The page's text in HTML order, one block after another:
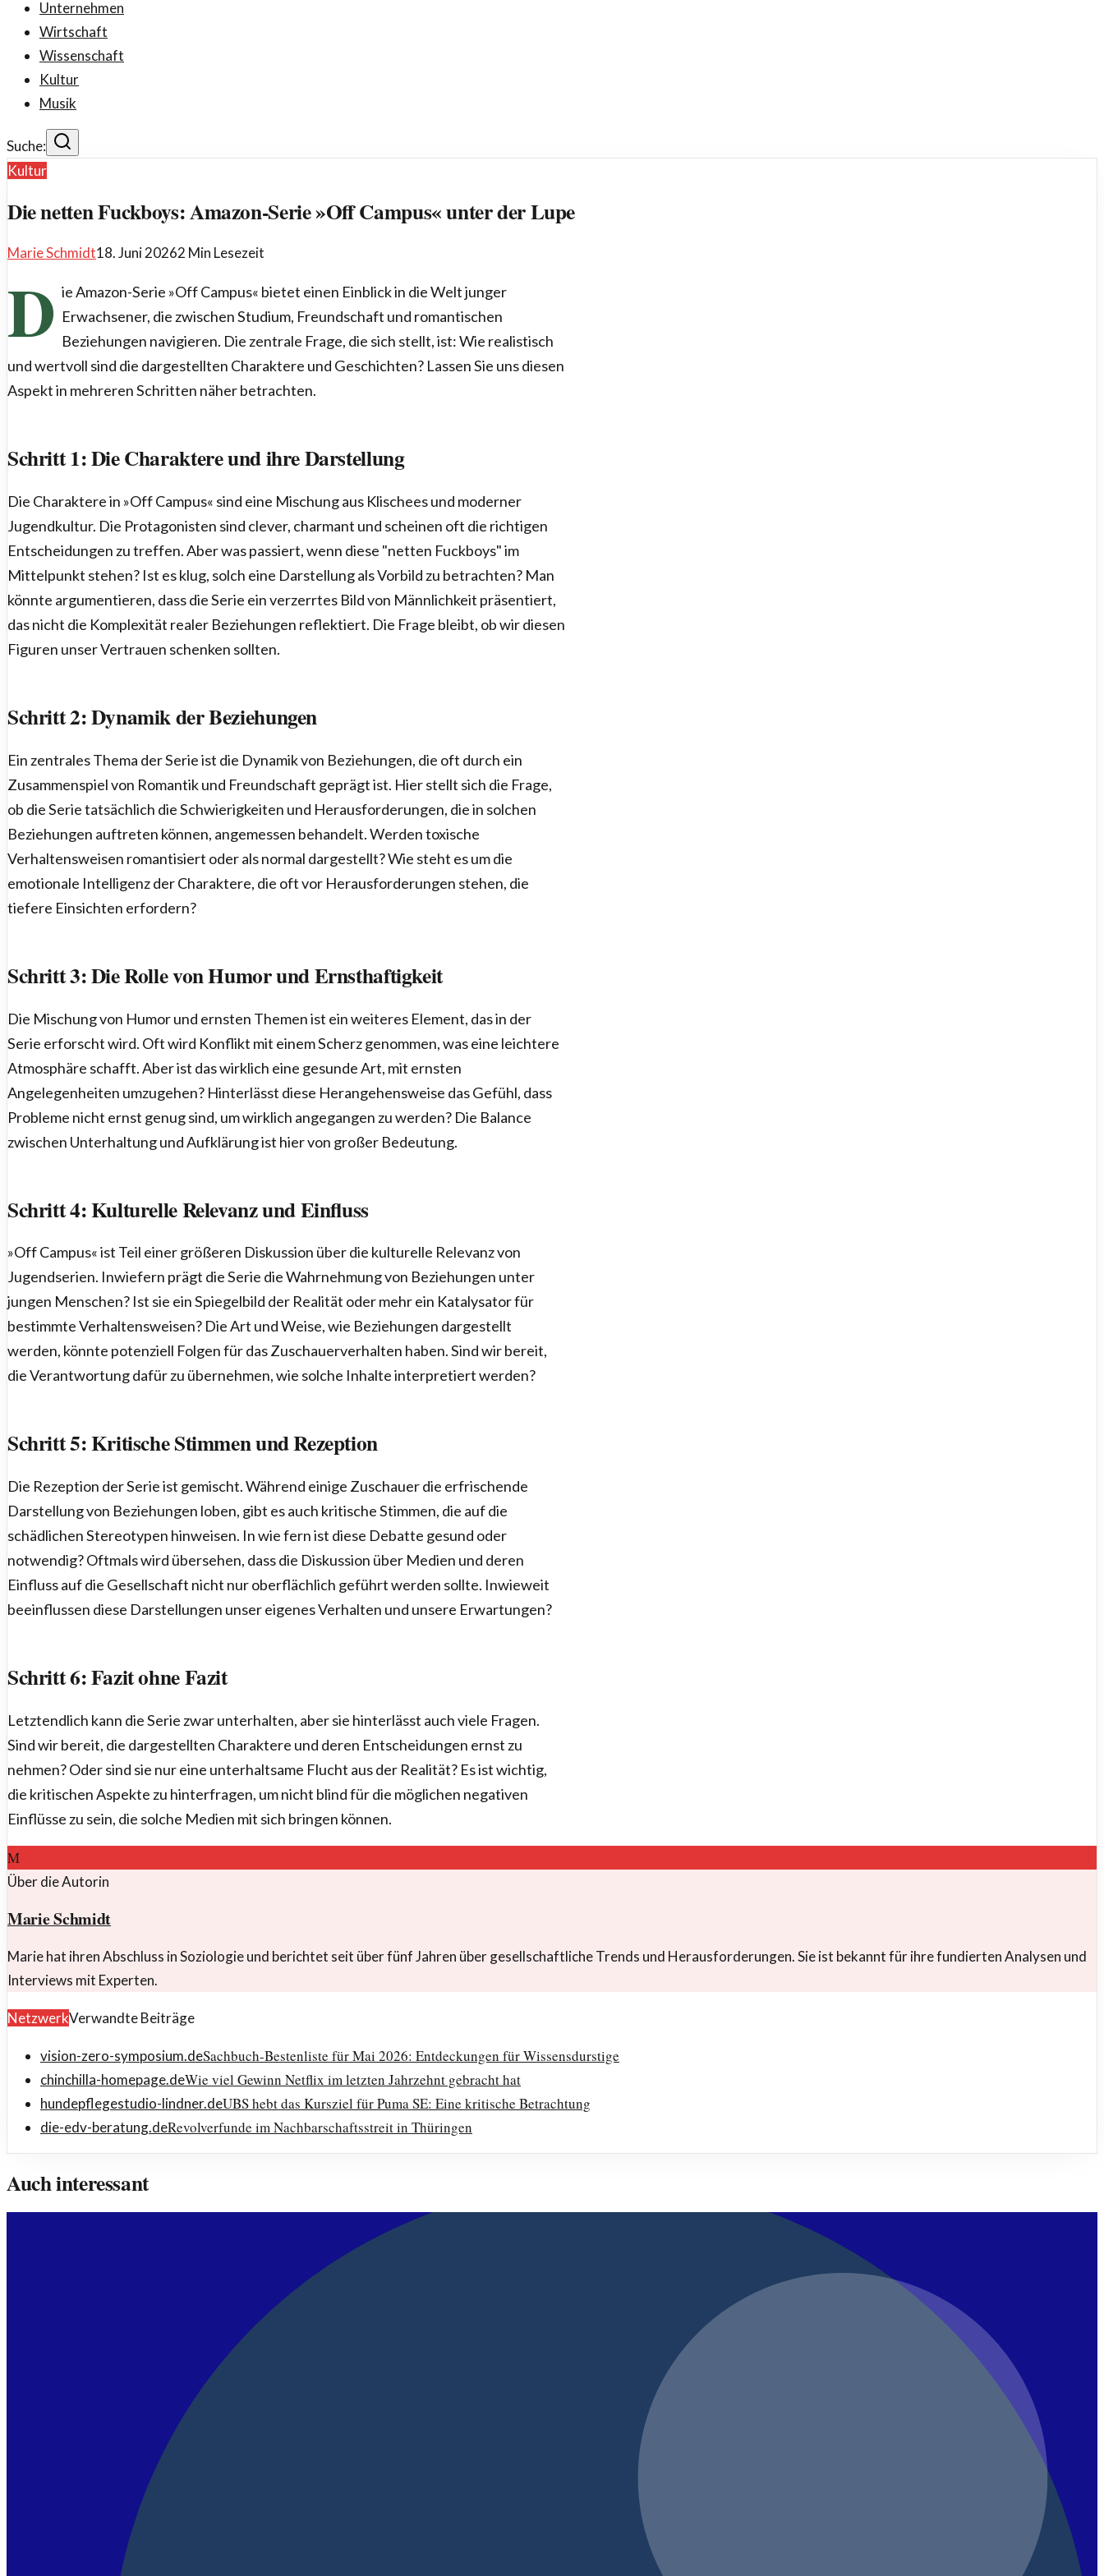
Unternehmen
Wirtschaft
Wissenschaft
Kultur
Musik
Suche:
Kultur
Die netten Fuckboys: Amazon-Serie »Off Campus« unter der Lupe
Marie Schmidt18. Juni 20262 Min Lesezeit
D ie Amazon-Serie »Off Campus« bietet einen Einblick in die Welt junger
Erwachsener, die zwischen Studium, Freundschaft und romantischen
Beziehungen navigieren. Die zentrale Frage, die sich stellt, ist: Wie realistisch
und wertvoll sind die dargestellten Charaktere und Geschichten? Lassen Sie uns diesen
Aspekt in mehreren Schritten näher betrachten.
Schritt 1: Die Charaktere und ihre Darstellung
Die Charaktere in »Off Campus« sind eine Mischung aus Klischees und moderner
Jugendkultur. Die Protagonisten sind clever, charmant und scheinen oft die richtigen
Entscheidungen zu treffen. Aber was passiert, wenn diese "netten Fuckboys" im
Mittelpunkt stehen? Ist es klug, solch eine Darstellung als Vorbild zu betrachten? Man
könnte argumentieren, dass die Serie ein verzerrtes Bild von Männlichkeit präsentiert,
das nicht die Komplexität realer Beziehungen reflektiert. Die Frage bleibt, ob wir diesen
Figuren unser Vertrauen schenken sollten.
Schritt 2: Dynamik der Beziehungen
Ein zentrales Thema der Serie ist die Dynamik von Beziehungen, die oft durch ein
Zusammenspiel von Romantik und Freundschaft geprägt ist. Hier stellt sich die Frage,
ob die Serie tatsächlich die Schwierigkeiten und Herausforderungen, die in solchen
Beziehungen auftreten können, angemessen behandelt. Werden toxische
Verhaltensweisen romantisiert oder als normal dargestellt? Wie steht es um die
emotionale Intelligenz der Charaktere, die oft vor Herausforderungen stehen, die
tiefere Einsichten erfordern?
Schritt 3: Die Rolle von Humor und Ernsthaftigkeit
Die Mischung von Humor und ernsten Themen ist ein weiteres Element, das in der
Serie erforscht wird. Oft wird Konflikt mit einem Scherz genommen, was eine leichtere
Atmosphäre schafft. Aber ist das wirklich eine gesunde Art, mit ernsten
Angelegenheiten umzugehen? Hinterlässt diese Herangehensweise das Gefühl, dass
Probleme nicht ernst genug sind, um wirklich angegangen zu werden? Die Balance
zwischen Unterhaltung und Aufklärung ist hier von großer Bedeutung.
Schritt 4: Kulturelle Relevanz und Einfluss
»Off Campus« ist Teil einer größeren Diskussion über die kulturelle Relevanz von
Jugendserien. Inwiefern prägt die Serie die Wahrnehmung von Beziehungen unter
jungen Menschen? Ist sie ein Spiegelbild der Realität oder mehr ein Katalysator für
bestimmte Verhaltensweisen? Die Art und Weise, wie Beziehungen dargestellt
werden, könnte potenziell Folgen für das Zuschauerverhalten haben. Sind wir bereit,
die Verantwortung dafür zu übernehmen, wie solche Inhalte interpretiert werden?
Schritt 5: Kritische Stimmen und Rezeption
Die Rezeption der Serie ist gemischt. Während einige Zuschauer die erfrischende
Darstellung von Beziehungen loben, gibt es auch kritische Stimmen, die auf die
schädlichen Stereotypen hinweisen. In wie fern ist diese Debatte gesund oder
notwendig? Oftmals wird übersehen, dass die Diskussion über Medien und deren
Einfluss auf die Gesellschaft nicht nur oberflächlich geführt werden sollte. Inwieweit
beeinflussen diese Darstellungen unser eigenes Verhalten und unsere Erwartungen?
Schritt 6: Fazit ohne Fazit
Letztendlich kann die Serie zwar unterhalten, aber sie hinterlässt auch viele Fragen.
Sind wir bereit, die dargestellten Charaktere und deren Entscheidungen ernst zu
nehmen? Oder sind sie nur eine unterhaltsame Flucht aus der Realität? Es ist wichtig,
die kritischen Aspekte zu hinterfragen, um nicht blind für die möglichen negativen
Einflüsse zu sein, die solche Medien mit sich bringen können.
M
Über die Autorin
Marie Schmidt
Marie hat ihren Abschluss in Soziologie und berichtet seit über fünf Jahren über gesellschaftliche Trends und Herausforderungen. Sie ist bekannt für ihre fundierten Analysen und
Interviews mit Experten.
NetzwerkVerwandte Beiträge
vision-zero-symposium.deSachbuch-Bestenliste für Mai 2026: Entdeckungen für Wissensdurstige
chinchilla-homepage.deWie viel Gewinn Netflix im letzten Jahrzehnt gebracht hat
hundepflegestudio-lindner.deUBS hebt das Kursziel für Puma SE: Eine kritische Betrachtung
die-edv-beratung.deRevolverfunde im Nachbarschaftsstreit in Thüringen
Auch interessant